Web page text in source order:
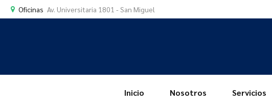
Oficinas Av. Universitaria 1801 - San Miguel
Inicio Nosotros Servicios